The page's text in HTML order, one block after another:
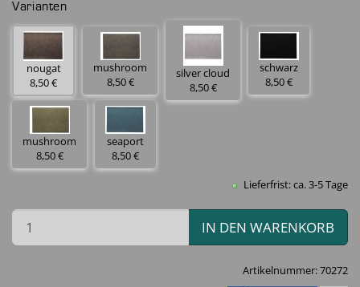
Varianten
nougat
8,50 €
mushroom
8,50 €
silver cloud
8,50 €
schwarz
8,50 €
mushroom
8,50 €
seaport
8,50 €
Lieferfrist: ca. 3-5 Tage
IN DEN WARENKORB
Artikelnummer:70272